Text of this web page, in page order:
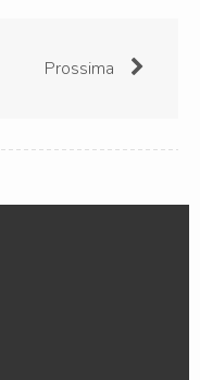
Prossima